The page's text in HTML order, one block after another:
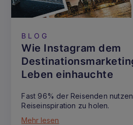
BLOG
Wie Instagram dem
Leben einhauchte
Fast 96% der Reisenden
Reiseinspiration zu holen.
Mehr lesen